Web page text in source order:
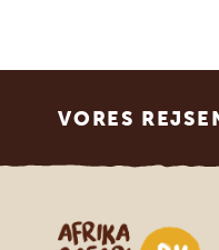
VORES
Safari-rejser i Afrika